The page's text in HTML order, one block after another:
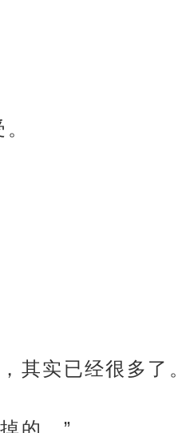
其实已经很多了
的。”